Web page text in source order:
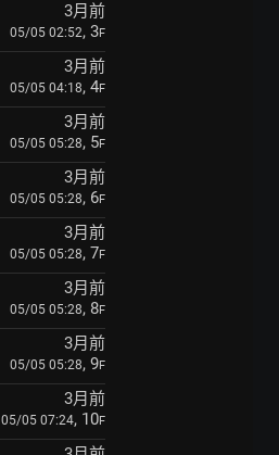
3月前
05/05 02:52, 3F
3月前
05/05 04:18, 4F
3月前
05/05 05:28, 5F
3月前
05/05 05:28, 6F
3月前
05/05 05:28, 7F
3月前
05/05 05:28, 8F
3月前
05/05 05:28, 9F
3月前
05/05 07:24, 10F